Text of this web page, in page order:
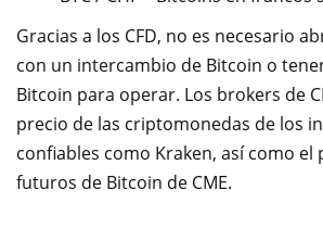
Gracias a los CFD, no es necesario
con un intercambio de Bitcoin o
Bitcoin para operar. Los brokers de
precio de las criptomonedas de los
confiables como Kraken, así como el
futuros de Bitcoin de CME.